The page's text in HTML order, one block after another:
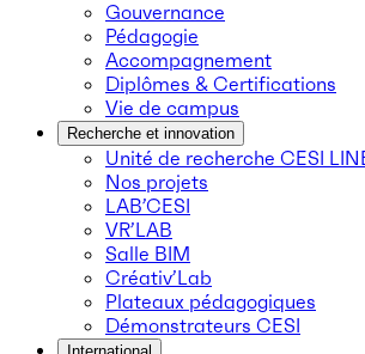
Gouvernance
Pédagogie
Accompagnement
Diplômes & Certifications
Vie de campus
Recherche et innovation
Unité de recherche CESI
Nos projets
LAB’CESI
VR’LAB
Salle BIM
Créativ’Lab
Plateaux pédagogiques
Démonstrateurs CESI